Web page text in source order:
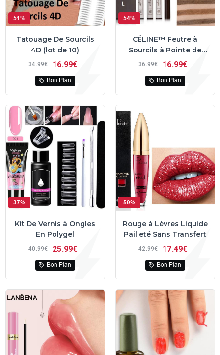
51%
Tatouage De Sourcils
4D (lot de 10)
34 99€ 16 99€
Bon Plan
54%
CÉLINE™ Feutre à
Sourcils à Pointe de
Fourche Imperméable
36 99€ 16 99€
Bon Plan
37%
Kit De Vernis à Ongles
En Polygel
40 99€ 25 99€
Bon Plan
59%
Rouge à Lèvres Liquide
Pailleté Sans Transfert
42 99€ 17 49€
Bon Plan